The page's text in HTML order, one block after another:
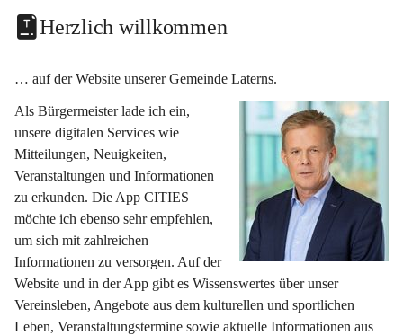
Herzlich willkommen
… auf der Website unserer Gemeinde Laterns.
Als Bürgermeister lade ich ein,
unsere digitalen Services wie
Mitteilungen, Neuigkeiten,
Veranstaltungen und Informationen
zu erkunden. Die App CITIES
möchte ich ebenso sehr empfehlen,
um sich mit zahlreichen
Informationen zu versorgen. Auf der
Website und in der App gibt es Wissenswertes über unser
Vereinsleben, Angebote aus dem kulturellen und sportlichen
Leben, Veranstaltungstermine sowie aktuelle Informationen aus